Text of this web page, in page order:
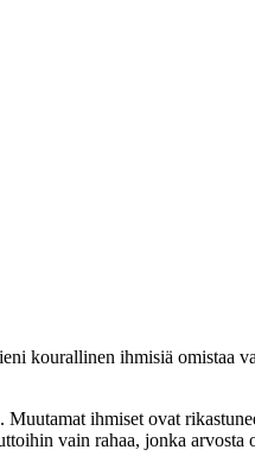
kourallinen ihmisiä omistaa
ihmiset ovat
vain rahaa, jonka arvosta